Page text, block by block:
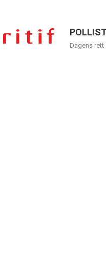
Menu
Dagens rett